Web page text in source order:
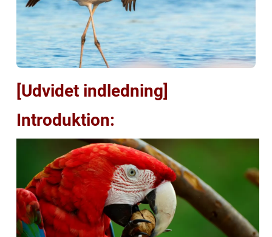
[Udvidet indledning]
Introduktion: